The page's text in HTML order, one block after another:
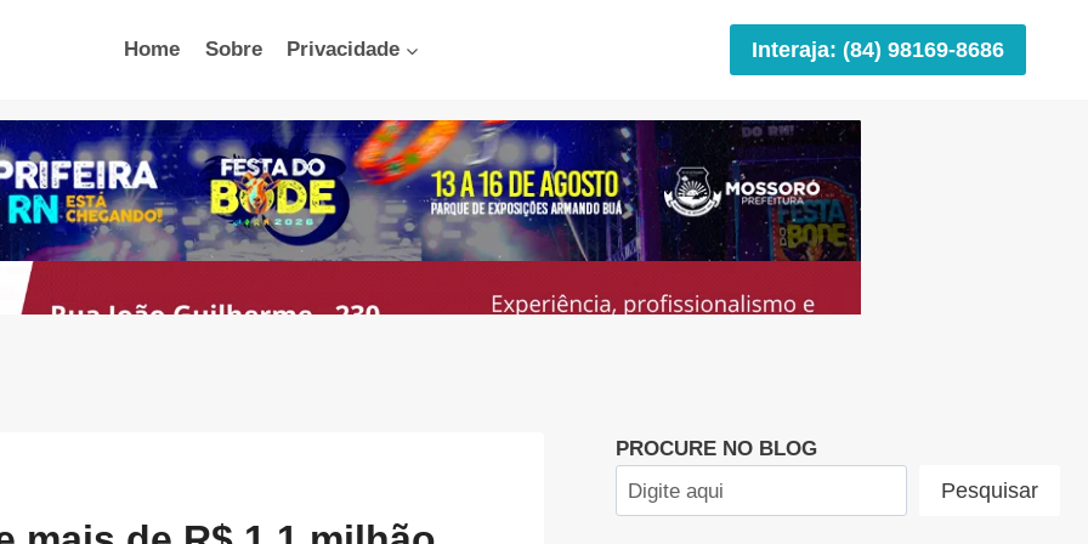
Home Sobre Privacidade Interaja: (84) 98169-8686
PROCURE NO BLOG
Pesquisar